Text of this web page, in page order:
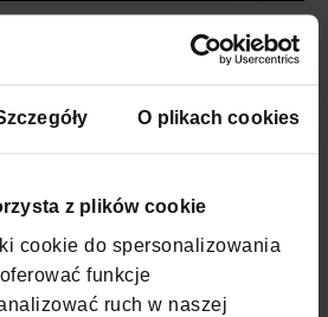
O plikach cookies
z plików cookie
cookie do spersonalizowania
funkcje
ruch w naszej
0,6 KG
41,5 CM